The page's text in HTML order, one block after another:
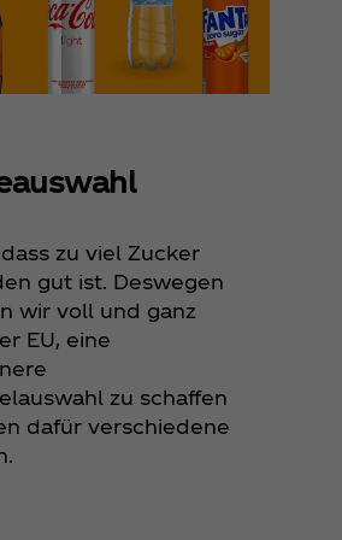
zu viel Zucker
gut ist. Deswegen
wir voll und ganz
EU, eine
zu schaffen
dafür verschiedene